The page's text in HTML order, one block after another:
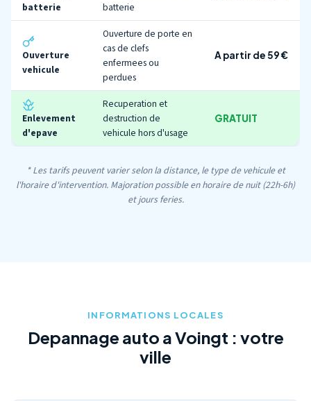
batterie
batterie
Ouverture
vehicule
Ouverture de porte en
cas de clefs
enfermees ou
perdues
A partir de 59 €
Enlevement
d'epave
Recuperation et
destruction de
vehicule hors d'usage
GRATUIT
* Les tarifs peuvent varier selon la distance, le type de vehicule et
l'horaire d'intervention. Majoration possible en horaire de nuit (22h-6h)
et jours feries.
INFORMATIONS LOCALES
Depannage auto a Voingt : votre
ville